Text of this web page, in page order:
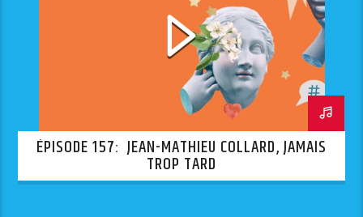
ÉPISODE 157: JEAN-MATHIEU COLLARD, JAMAIS
TROP TARD